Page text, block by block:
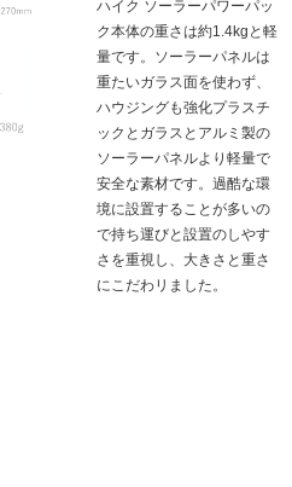
ハイク ソーラーパワーパッ
ク本体の重さは約1.4kgと軽
量です。ソーラーパネルは
重たいガラス面を使わず、
ハウジングも強化プラスチ
ックとガラスとアルミ製の
ソーラーパネルより軽量で
安全な素材です。過酷な環
境に設置することが多いの
で持ち運びと設置のしやす
さを重視し、大きさと重さ
にこだわリました。